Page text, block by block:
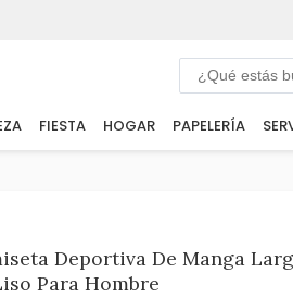
FIESTA HOGAR PAPELERÍA
Deportiva De Manga
Para Hombre